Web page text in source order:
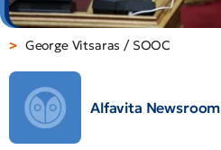
George Vitsaras / SOOC
Alfavita Newsroom